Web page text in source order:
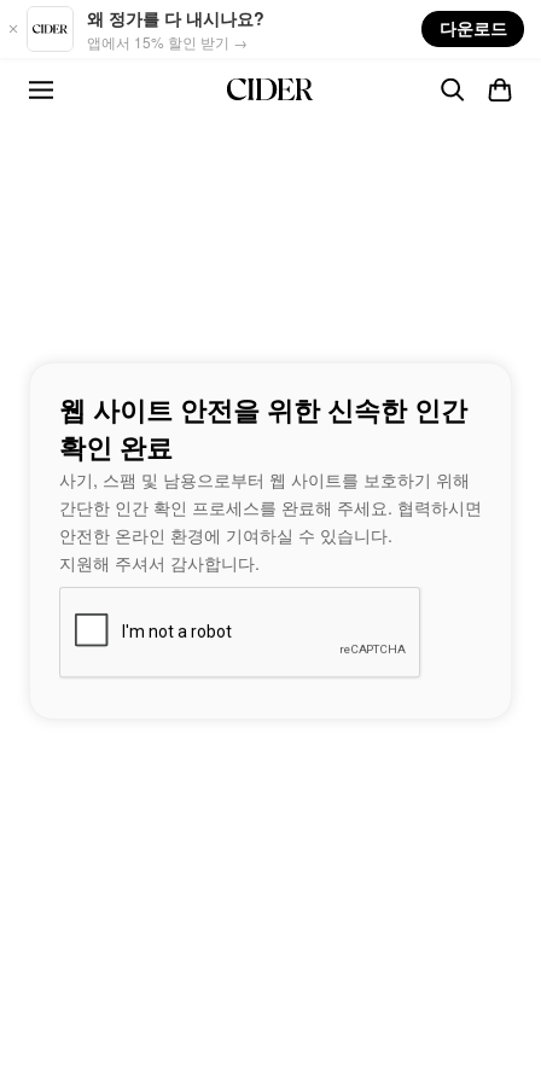
Skip to main content
왜 정가를 다 내시나요?
앱에서 15% 할인 받기 →
다운로드
웹 사이트 안전을 위한 신속한 인간
확인 완료
사기, 스팸 및 남용으로부터 웹 사이트를 보호하기 위해
간단한 인간 확인 프로세스를 완료해 주세요. 협력하시면
안전한 온라인 환경에 기여하실 수 있습니다.
지원해 주셔서 감사합니다.